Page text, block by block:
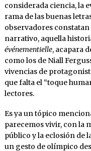
considerada ciencia, la
rama de las buenas
observadores
narrativo, aquella
événementielle, acapara
como los de Niall
vivencias de
que falta el “toque
lectores.
Es ya un tópico
parecemos vivir, con la
público y la eclosión de
un gesto de olímpico